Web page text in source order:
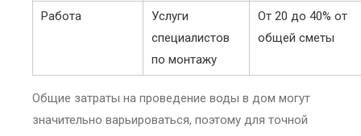
Работа
Услуги
специалистов
по монтажу
От 20 до 40% от
общей сметы
Общие затраты на проведение воды в дом могут
значительно варьироваться, поэтому для точной